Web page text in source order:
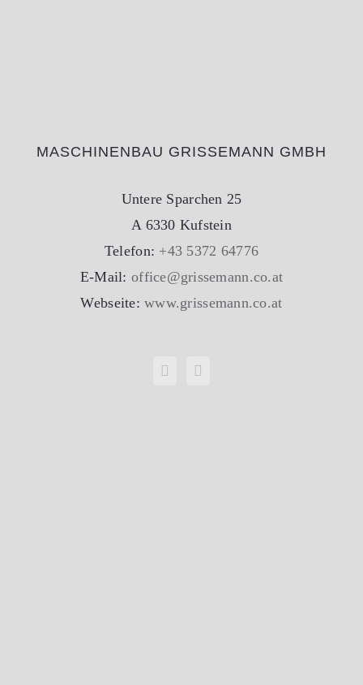
MASCHINENBAU GRISSEMANN GMBH
Untere Sparchen 25
A 6330 Kufstein
Telefon: +43 5372 64776
E-Mail: office@grissemann.co.at
Webseite:www.grissemann.co.at